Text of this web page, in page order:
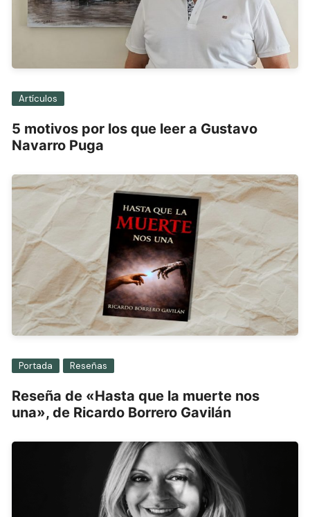
Artículos
5 motivos por los que leer a Gustavo
Navarro Puga
Portada Reseñas
Reseña de «Hasta que la muerte nos
una», de Ricardo Borrero Gavilán